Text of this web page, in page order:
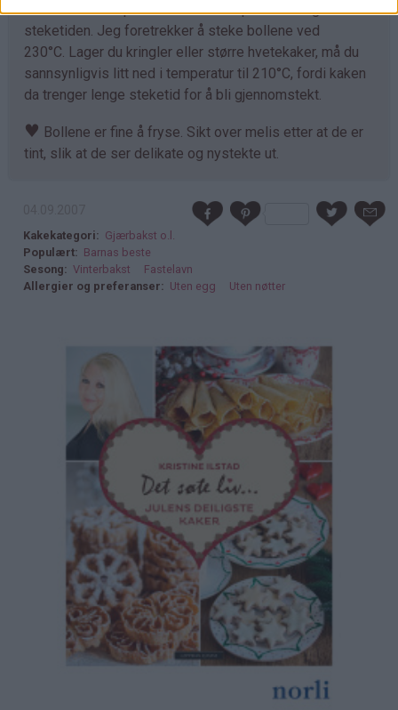
Eneste du må tilpasse er steketemperaturen og
steketiden. Jeg foretrekker å steke bollene ved
230°C. Lager du kringler eller større hvetekaker, må du
sannsynligvis litt ned i temperatur til 210°C, fordi kaken
da trenger lenge steketid for å bli gjennomstekt.
♥ Bollene er fine å fryse. Sikt over melis etter at de er
tint, slik at de ser delikate og nystekte ut.
Kakekategori
Gjærbakst o.l.
Populært
Barnas beste
Sesong
Vinterbakst
Fastelavn
Allergier og preferanser
Uten egg Uten nøtter